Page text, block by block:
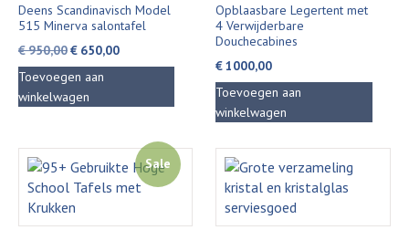
Deens Scandinavisch Model
515 Minerva salontafel
€950,00Oorspronkelijke
prijs
€ 950,00.
€ 650,00Huidige
prijs
€ 650,00.
Toevoegen aan
winkelwagen
Opblaasbare Legertent met
4 Verwijderbare
Douchecabines
€1000,00
Toevoegen aan
winkelwagen
Sale